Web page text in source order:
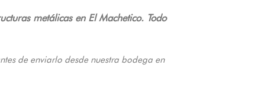
metálicas en El Machetico. Todo
de enviarlo desde nuestra bodega en